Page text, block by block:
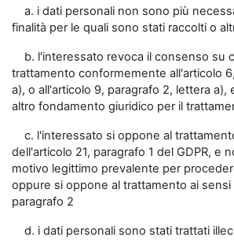
a. i dati personali non sono più
finalità per le quali sono stati raccolti o
b. l'interessato revoca il consenso su
trattamento conformemente all'articolo
a), o all'articolo 9, paragrafo 2, lettera a),
altro fondamento giuridico per il
c. l'interessato si oppone al
dell'articolo 21, paragrafo 1 del GDPR, e
motivo legittimo prevalente per
oppure si oppone al trattamento ai sensi
paragrafo 2
d. i dati personali sono stati trattati